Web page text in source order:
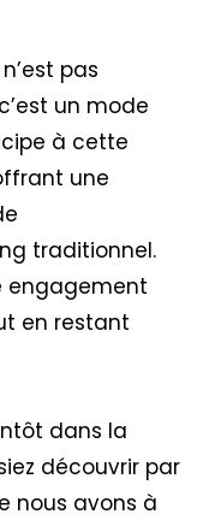
pas
un mode
à cette
une
traditionnel.
engagement
en restant
dans la
découvrir par
nous avons à